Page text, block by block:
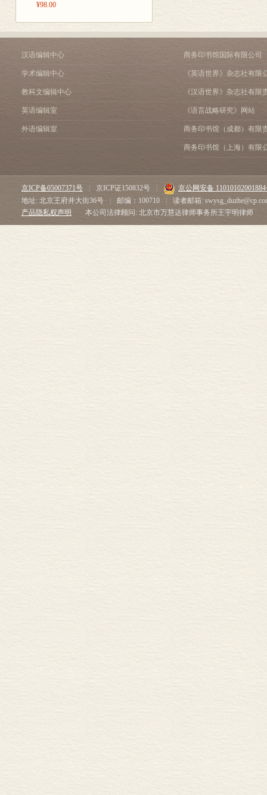
¥98.00
汉语编辑中心
学术编辑中心
教科文编辑中心
英语编辑室
外语编辑室
商务印书馆国际有限公司
《英语世界》杂志社有限
《汉语世界》杂志社有限
《语言战略研究》网站
商务印书馆（成都）有限
商务印书馆（上海）有限
京ICP备05007371号 京ICP证150832号
京公网安备
地址: 北京王府井大街36号
邮编：100710
读者邮箱:
产品隐私权声明
本公司法律顾问: 北京市万慧达律师事务所王宇明律师